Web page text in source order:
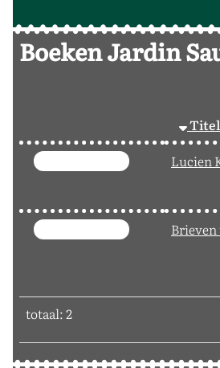
Boeken Jardin
Titel
totaal: 2
Lucien
Brieven